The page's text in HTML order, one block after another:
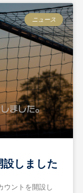
ニュース
設しました
ウントを開設し